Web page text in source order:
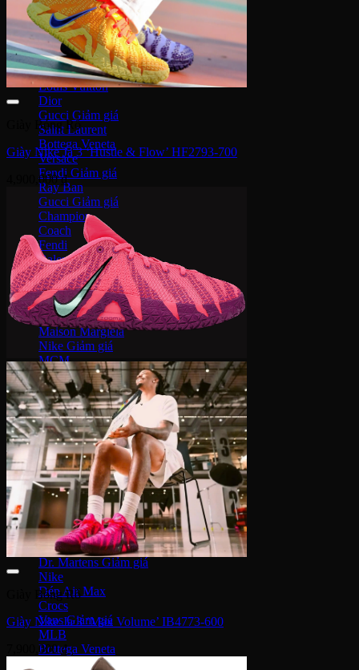
Serge Lutens
Maison Francis
Maison Margiela
Gentle Monster
Prada
Louis Vuitton
Dior
Gucci
Saint Laurent
Bottega Veneta
Versace
Fendi
Ray Ban
Gucci
Champion
Coach
Fendi
Balenciaga
Adidas
Supreme
Celine
Louis Vuitton
Maison Margiela
Nike
MCM
Dolce & Gabbana
Chanel
Montblanc
Bape
Fila
Chloe
Bottega Veneta
Palm Angels
Yeezy Slide
Adidas
Adilette Slides
Dép Louis Vuitton
Dép Fear Of God
Dr. Martens
Nike
Dép Air Max
Crocs
Vans
MLB
Bottega Veneta
Giày Bóng Rổ
Giày Nike Ja 3 ‘Hustle & Flow’ HF2793-700
4,900,000₫
Giày Bóng Rổ
Giày Nike Ja 3 ‘Max Volume’ IB4773-600
7,900,000₫